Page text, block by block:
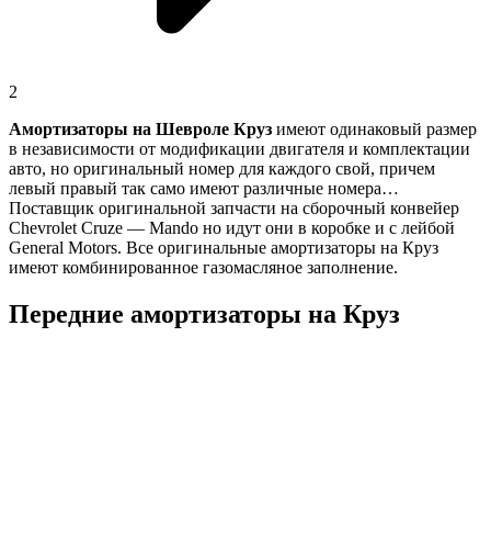
2
Амортизаторы на Шевроле Круз имеют одинаковый размер
в независимости от модификации двигателя и комплектации
авто, но оригинальный номер для каждого свой, причем
левый правый так само имеют различные номера…
Поставщик оригинальной запчасти на сборочный конвейер
Chevrolet Cruze — Mando но идут они в коробке и с лейбой
General Motors. Все оригинальные амортизаторы на Круз
имеют комбинированное газомасляное заполнение.
Передние амортизаторы на Круз